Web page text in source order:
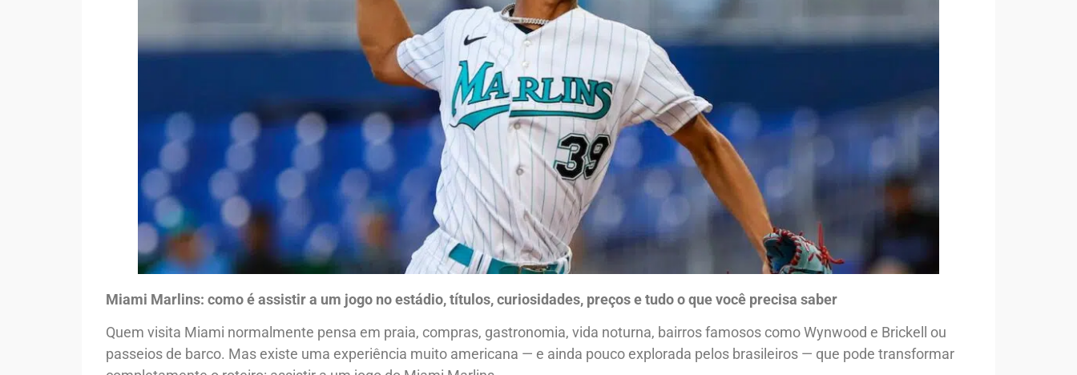
Miami Marlins: como é assistir a um jogo no estádio, títulos, curiosidades, preços e tudo o que você precisa saber
Quem visita Miami normalmente pensa em praia, compras, gastronomia, vida noturna, bairros famosos como Wynwood e Brickell ou
passeios de barco. Mas existe uma experiência muito americana — e ainda pouco explorada pelos brasileiros — que pode transformar